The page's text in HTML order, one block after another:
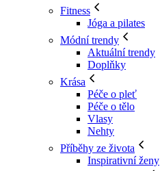
Fitness
Jóga a pilates
Módní trendy
Aktuální trendy
Doplňky
Krása
Péče o pleť
Péče o tělo
Vlasy
Nehty
Příběhy ze života
Inspirativní ženy